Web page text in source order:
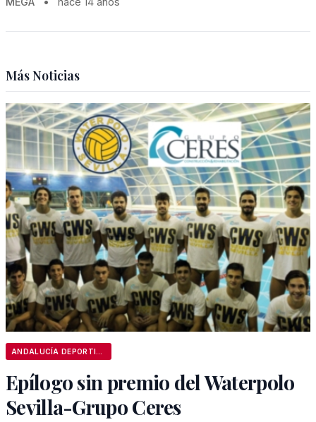
Más Noticias
Epílogo sin premio del Waterpolo
Sevilla-Grupo Ceres